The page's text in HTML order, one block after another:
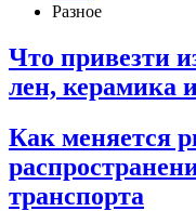
Разное
Что привезти
лен, керамика
Как меняется
транспорта